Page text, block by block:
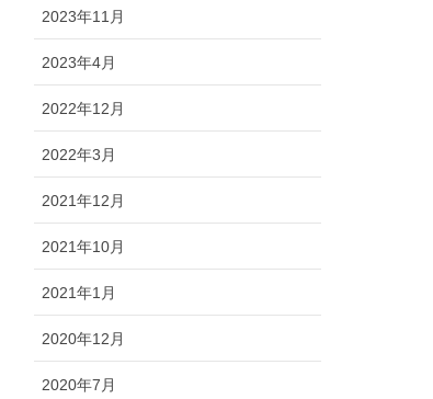
2023年11月
2023年4月
2022年12月
2022年3月
2021年12月
2021年10月
2021年1月
2020年12月
2020年7月